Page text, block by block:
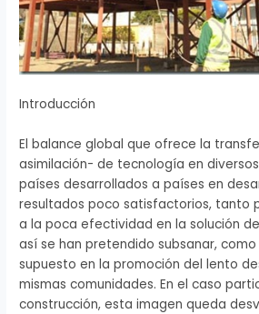
Introducción
El balance global que ofrece la
asimilación- de tecnología en
países desarrollados a países en
resultados poco satisfactorios, tanto
a la poca efectividad en la solución
así se han pretendido subsanar,
supuesto en la promoción del lento
mismas comunidades. En el caso
construcción, esta imagen queda